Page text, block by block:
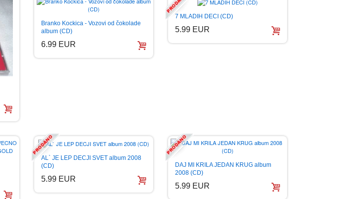
Branko Kockica - Vozovi od čokolade
album (CD)
6.99 EUR
7 MLADIH DECI (CD)
5.99 EUR
AL` JE LEP DECJI SVET album 2008
(CD)
5.99 EUR
DAJ MI KRILA JEDAN KRUG album
2008 (CD)
5.99 EUR